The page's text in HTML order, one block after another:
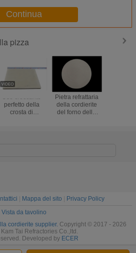
Continua
pizza
Uso croccante
perfetto della
crosta di
Pietra refrattaria
della cordierite
del forno della
Mappa del sito
Privacy Policy
Vista da tavolino
cordierite supplier. Copyright © 2017 - 2026
Tai Refractories Co.,ltd.
Developed by ECER